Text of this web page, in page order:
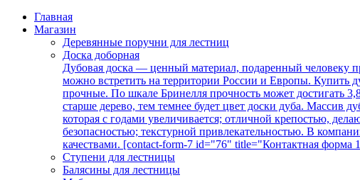
Главная
Магазин
Деревянные поручни для лестниц
Доска доборная
Дубовая доска — ценный материал, подаренный человеку
можно встретить на территории России и Европы. Купить
прочные. По шкале Бринелля прочность может достигать
старше дерево, тем темнее будет цвет доски дуба. Массив
которая с годами увеличивается; отличной крепостью,
безопасностью; текстурной привлекательностью. В
качествами. [contact-form-7 id="76" title="Контактная форма
Ступени для лестницы
Балясины для лестницы